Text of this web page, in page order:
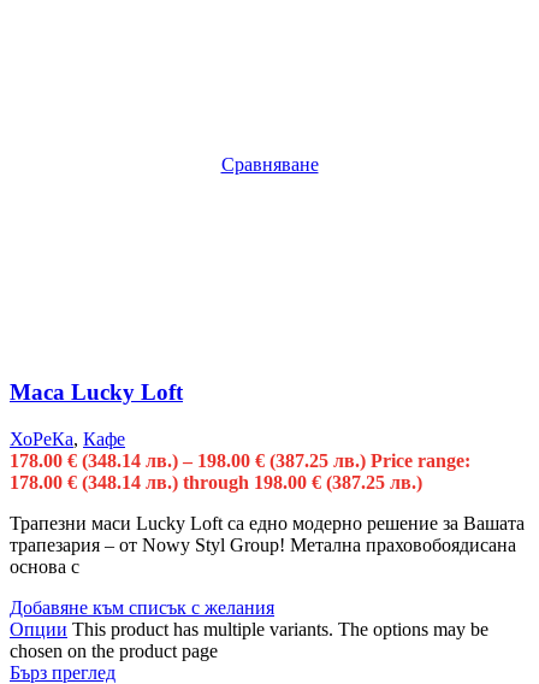
Сравняване
Маса Lucky Loft
ХоРеКа, Кафе
178.00 € (348.14 лв.) – 198.00 € (387.25 лв.) Price range:
178.00 € (348.14 лв.) through 198.00 € (387.25 лв.)
Трапезни маси Lucky Loft са едно модерно решение за Вашата
трапезария – от Nowy Styl Group! Метална праховобоядисана
основа с
Добавяне към списък с желания
Опции This product has multiple variants. The options may be
chosen on the product page
Бърз преглед